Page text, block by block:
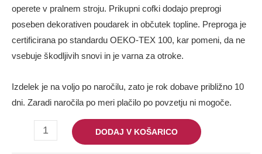
operete v pralnem stroju. Prikupni cofki dodajo preprogi
poseben dekorativen poudarek in občutek topline. Preproga je
certificirana po standardu OEKO-TEX 100, kar pomeni, da ne
vsebuje škodljivih snovi in je varna za otroke.
Izdelek je na voljo po naročilu, zato je rok dobave približno 10
dni. Zaradi naročila po meri plačilo po povzetju ni mogoče.
DODAJ V KOŠARICO